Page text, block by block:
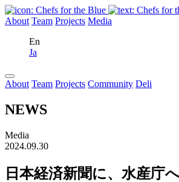
About Team Projects Media
En
Ja
About Team Projects Community Deli
NEWS
Media
2024.09.30
日本経済新聞に、水産庁